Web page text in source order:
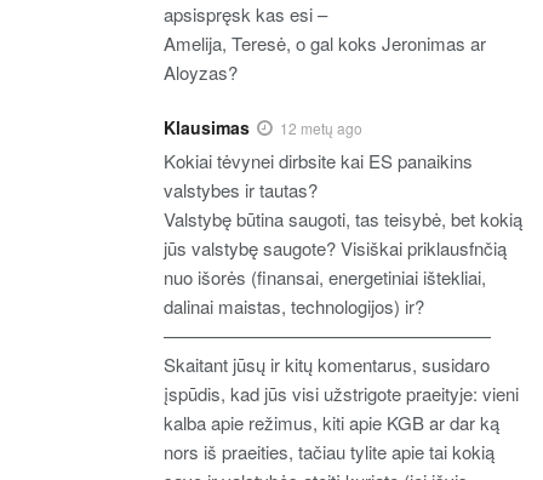
apsispręsk kas esi –
Amelija, Teresė, o gal koks Jeronimas ar
Aloyzas?
Klausimas 12 metų ago
Kokiai tėvynei dirbsite kai ES panaikins
valstybes ir tautas?
Valstybę būtina saugoti, tas teisybė, bet kokią
jūs valstybę saugote? Visiškai priklausfnčią
nuo išorės (finansai, energetiniai ištekliai,
dalinai maistas, technologijos) ir?
——————————————————
Skaitant jūsų ir kitų komentarus, susidaro
įspūdis, kad jūs visi užstrigote praeityje: vieni
kalba apie režimus, kiti apie KGB ar dar ką
nors iš praeities, tačiau tylite apie tai kokią